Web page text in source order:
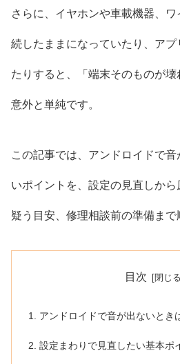
さらに、イヤホンや車載機器、
続したままになっていたり、ア
たりすると、「端末そのものが
意外と単純です。
この記事では、アンドロイドで
いポイントを、設定の見直しか
疑う目安、修理相談前の準備まで
目次
アンドロイドで音が出ないとき
設定まわりで見直したい基本ポ